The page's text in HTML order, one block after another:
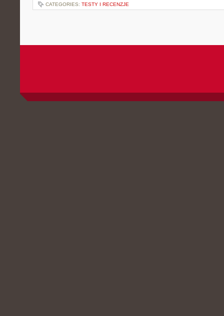
CATEGORIES: TESTY I RECENZJE